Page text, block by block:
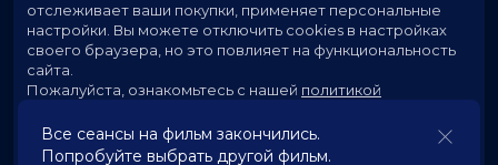
Все сеансы на фильм закончились.
Попробуйте выбрать другой фильм.
отслеживает ваши покупки, применяет персональные
настройки. Вы можете отключить cookies в настройках
своего браузера, но это повлияет на функциональность
сайта.
Пожалуйста, ознакомьтесь с нашей политикой
Принять